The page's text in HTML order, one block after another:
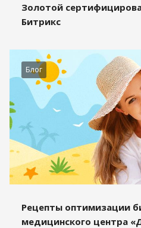
Золотой
Битрикс
Блог
Рецепты оптимизации
медицинского центра